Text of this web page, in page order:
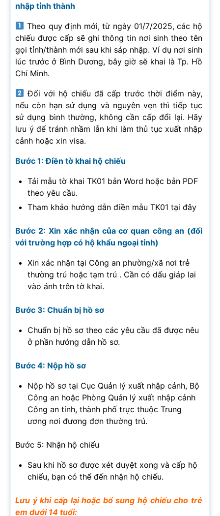
nhập tỉnh thành
Theo quy định mới, từ ngày 01/7/2025, các hộ
chiếu được cấp sẽ ghi thông tin nơi sinh theo tên
gọi tỉnh/thành mới sau khi sáp nhập. Ví dụ nơi sinh
lúc trước ở Bình Dương, bây giờ sẽ khai là Tp. Hồ
Chí Minh.
Đối với hộ chiếu đã cấp trước thời điểm này,
nếu còn hạn sử dụng và nguyên vẹn thì tiếp tục
sử dụng bình thường, không cần cấp đổi lại. Hãy
lưu ý để tránh nhầm lẫn khi làm thủ tục xuất nhập
cảnh hoặc xin visa.
Bước 1: Điền tờ khai hộ chiếu
Tải mẫu tờ khai TK01 bản Word hoặc bản PDF
theo yêu cầu.
Tham khảo hướng dẫn điền mẫu TK01 tại đây
Bước 2: Xin xác nhận của cơ quan công an (đối
với trường hợp có hộ khẩu ngoại tỉnh)
Xin xác nhận tại Công an phường/xã nơi trẻ
thường trú hoặc tạm trú . Cần có dấu giáp lai
vào ảnh trên tờ khai.
Bước 3: Chuẩn bị hồ sơ
Chuẩn bị hồ sơ theo các yêu cầu đã được nêu
ở phần hướng dẫn hồ sơ.
Bước 4: Nộp hồ sơ
Nộp hồ sơ tại Cục Quản lý xuất nhập cảnh, Bộ
Công an hoặc Phòng Quản lý xuất nhập cảnh
Công an tỉnh, thành phố trực thuộc Trung
ương nơi đương đơn thường trú.
Bước 5: Nhận hộ chiếu
Sau khi hồ sơ được xét duyệt xong và cấp hộ
chiếu, bạn có thể đến nhận hộ chiếu.
Lưu ý khi cấp lại hoặc bổ sung hộ chiếu cho trẻ
em dưới 14 tuổi: